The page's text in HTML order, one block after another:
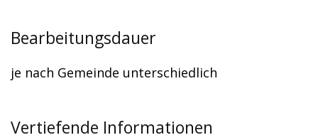
Bearbeitungsdauer
je nach Gemeinde unterschiedlich
Vertiefende Informationen